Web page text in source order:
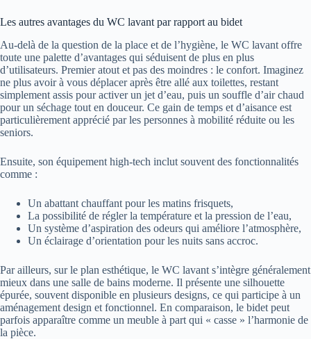
Les autres avantages du WC lavant par rapport au bidet
Au-delà de la question de la place et de l’hygiène, le WC lavant offre
toute une palette d’avantages qui séduisent de plus en plus
d’utilisateurs. Premier atout et pas des moindres : le confort. Imaginez
ne plus avoir à vous déplacer après être allé aux toilettes, restant
simplement assis pour activer un jet d’eau, puis un souffle d’air chaud
pour un séchage tout en douceur. Ce gain de temps et d’aisance est
particulièrement apprécié par les personnes à mobilité réduite ou les
seniors.
Ensuite, son équipement high-tech inclut souvent des fonctionnalités
comme :
Un abattant chauffant pour les matins frisquets,
La possibilité de régler la température et la pression de l’eau,
Un système d’aspiration des odeurs qui améliore l’atmosphère,
Un éclairage d’orientation pour les nuits sans accroc.
Par ailleurs, sur le plan esthétique, le WC lavant s’intègre généralement
mieux dans une salle de bains moderne. Il présente une silhouette
épurée, souvent disponible en plusieurs designs, ce qui participe à un
aménagement design et fonctionnel. En comparaison, le bidet peut
parfois apparaître comme un meuble à part qui « casse » l’harmonie de
la pièce.